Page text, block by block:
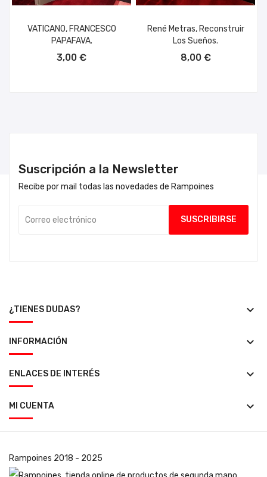
VATICANO, FRANCESCO
PAPAFAVA.
3,00 €
René Metras, Reconstruir
Los Sueños.
8,00 €
Suscripción a la Newsletter
Recibe por mail todas las novedades de Rampoines
¿TIENES DUDAS? keyboard_arrow_down
INFORMACIÓN keyboard_arrow_down
ENLACES DE INTERÉS keyboard_arrow_down
MI CUENTA keyboard_arrow_down
Rampoines 2018 - 2025